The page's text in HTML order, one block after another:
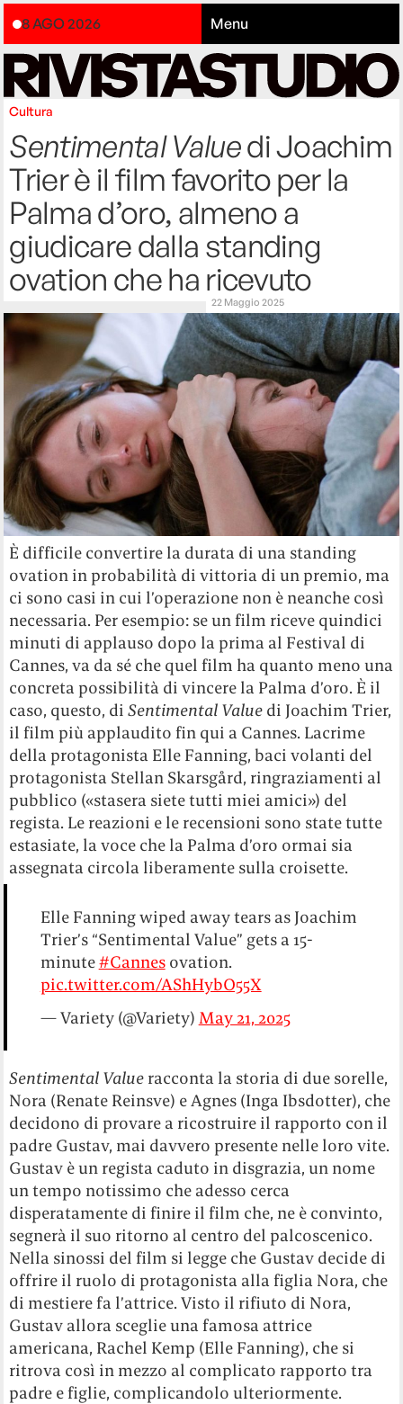
8 AGO 2026 Menu
Cultura
Sentimental Valuedi Joachim
Trier è il film favorito per la
Palma d’oro, almeno a
giudicare dalla standing
ovation che ha ricevuto
22 Maggio 2025
È difficile convertire la durata di una standing
ovation in probabilità di vittoria di un premio, ma
ci sono casi in cui l’operazione non è neanche così
necessaria. Per esempio: se un film riceve quindici
minuti di applauso dopo la prima al Festival di
Cannes, va da sé che quel film ha quanto meno una
concreta possibilità di vincere la Palma d’oro. È il
caso, questo, diSentimental Value di Joachim Trier,
il film più applaudito fin qui a Cannes. Lacrime
della protagonista Elle Fanning, baci volanti del
protagonista Stellan Skarsgård, ringraziamenti al
pubblico («stasera siete tutti miei amici») del
regista. Le reazioni e le recensioni sono state tutte
estasiate, la voce che la Palma d’oro ormai sia
assegnata circola liberamente sulla croisette.
Elle Fanning wiped away tears as Joachim
Trier’s “Sentimental Value” gets a 15-
minute#Cannesovation.
pic.twitter.com/AShHybO55X
— Variety (@Variety) May 21, 2025
Sentimental Value racconta la storia di due sorelle,
Nora (Renate Reinsve) e Agnes (Inga Ibsdotter), che
decidono di provare a ricostruire il rapporto con il
padre Gustav, mai davvero presente nelle loro vite.
Gustav è un regista caduto in disgrazia, un nome
un tempo notissimo che adesso cerca
disperatamente di finire il film che, ne è convinto,
segnerà il suo ritorno al centro del palcoscenico.
Nella sinossi del film si legge che Gustav decide di
offrire il ruolo di protagonista alla figlia Nora, che
di mestiere fa l’attrice. Visto il rifiuto di Nora,
Gustav allora sceglie una famosa attrice
americana, Rachel Kemp (Elle Fanning), che si
ritrova così in mezzo al complicato rapporto tra
padre e figlie, complicandolo ulteriormente.